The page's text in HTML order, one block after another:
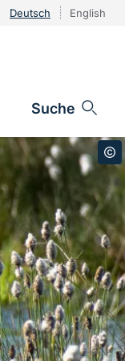
Deutsch English
Suche